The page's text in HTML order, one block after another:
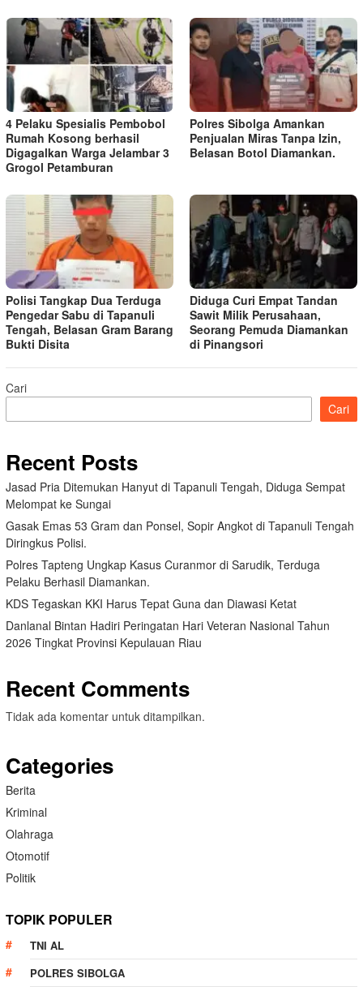
4 Pelaku Spesialis Pembobol
Rumah Kosong berhasil
Digagalkan Warga Jelambar 3
Grogol Petamburan
Polres Sibolga Amankan
Penjualan Miras Tanpa Izin,
Belasan Botol Diamankan.
Polisi Tangkap Dua Terduga
Pengedar Sabu di Tapanuli
Tengah, Belasan Gram Barang
Bukti Disita
Diduga Curi Empat Tandan
Sawit Milik Perusahaan,
Seorang Pemuda Diamankan
di Pinangsori
Cari
Cari
Recent Posts
Jasad Pria Ditemukan Hanyut di Tapanuli Tengah, Diduga Sempat
Melompat ke Sungai
Gasak Emas 53 Gram dan Ponsel, Sopir Angkot di Tapanuli Tengah
Diringkus Polisi.
Polres Tapteng Ungkap Kasus Curanmor di Sarudik, Terduga
Pelaku Berhasil Diamankan.
KDS Tegaskan KKI Harus Tepat Guna dan Diawasi Ketat
Danlanal Bintan Hadiri Peringatan Hari Veteran Nasional Tahun
2026 Tingkat Provinsi Kepulauan Riau
Recent Comments
Tidak ada komentar untuk ditampilkan.
Categories
Berita
Kriminal
Olahraga
Otomotif
Politik
TOPIK POPULER
TNI AL
POLRES SIBOLGA